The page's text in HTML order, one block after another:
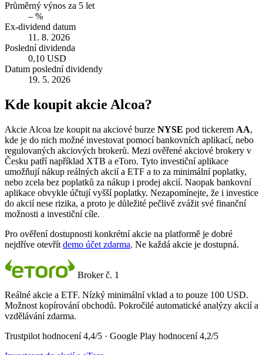
Průměrný výnos za 5 let
– %
Ex-dividend datum
11. 8. 2026
Poslední dividenda
0,10 USD
Datum poslední dividendy
19. 5. 2026
Kde koupit akcie Alcoa?
Akcie Alcoa lze koupit na akciové burze NYSE pod tickerem AA,
kde je do nich možné investovat pomocí bankovních aplikací, nebo
regulovaných akciových brokerů. Mezi ověřené akciové brokery v
Česku patří například XTB a eToro. Tyto investiční aplikace
umožňují nákup reálných akcií a ETF a to za minimální poplatky,
nebo zcela bez poplatků za nákup i prodej akcií. Naopak bankovní
aplikace obvykle účtují vyšší poplatky. Nezapomínejte, že i investice
do akcií nese rizika, a proto je důležité pečlivě zvážit své finanční
možnosti a investiční cíle.
Pro ověření dostupnosti konkrétní akcie na platformě je dobré
nejdříve otevřít demo účet zdarma. Ne každá akcie je dostupná.
Broker č. 1
Reálné akcie a ETF. Nízký minimální vklad a to pouze 100 USD.
Možnost kopírování obchodů. Pokročilé automatické analýzy akcií a
vzdělávání zdarma.
Trustpilot hodnocení 4,4/5 · Google Play hodnocení 4,2/5